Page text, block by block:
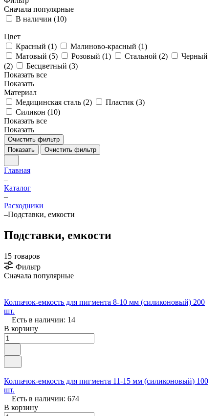
Сначала популярные
В наличии (10)
Цвет
Красный (1) Малиново-красный (1)
Матовый (5) Розовый (1) Стальной (2)
Черный
(2) Бесцветный (3)
Показать все
Показать
Материал
Медицинская сталь (2) Пластик (3)
Силикон (10)
Показать все
Показать
Очистить фильтр
Показать
Очистить фильтр
Главная
–
Каталог
–
Расходники
–Подставки, емкости
Подставки, емкости
15 товаров
Фильтр
Сначала популярные
Колпачок-емкость для пигмента 8-10 мм (силиконовый) 200
шт.
Есть в наличии: 14
В корзину
Колпачок-емкость для пигмента 11-15 мм (силиконовый) 100
шт.
Есть в наличии: 674
В корзину